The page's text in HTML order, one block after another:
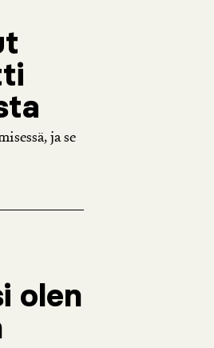
ja se
olen